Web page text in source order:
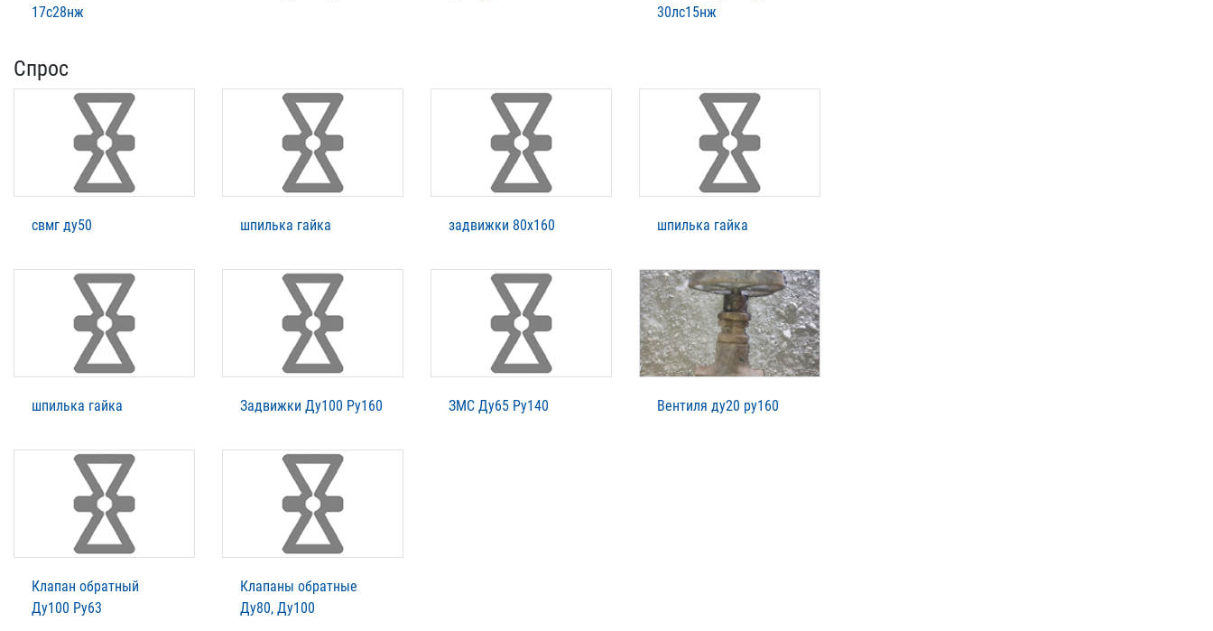
17с28нж
30лс15нж
Спрос
свмг ду50 шпилька гайка задвижки 80х160 шпилька гайка
шпилька гайка Задвижки Ду100 Ру160 ЗМС Ду65 Ру140 Вентиля ду20 ру160
Клапан обратный
Ду100 Ру63
Клапаны обратные
Ду80, Ду100